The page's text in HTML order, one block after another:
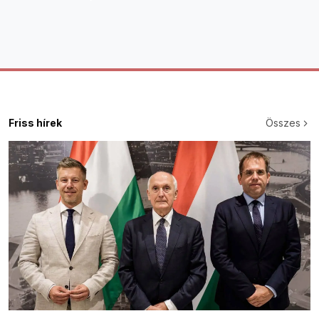
Friss hírek Összes